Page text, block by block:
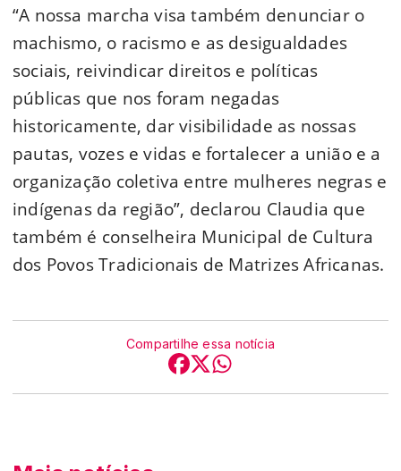
“A nossa marcha visa também denunciar o
machismo, o racismo e as desigualdades
sociais, reivindicar direitos e políticas
públicas que nos foram negadas
historicamente, dar visibilidade as nossas
pautas, vozes e vidas e fortalecer a união e a
organização coletiva entre mulheres negras e
indígenas da região”, declarou Claudia que
também é conselheira Municipal de Cultura
dos Povos Tradicionais de Matrizes Africanas.
Compartilhe essa notícia